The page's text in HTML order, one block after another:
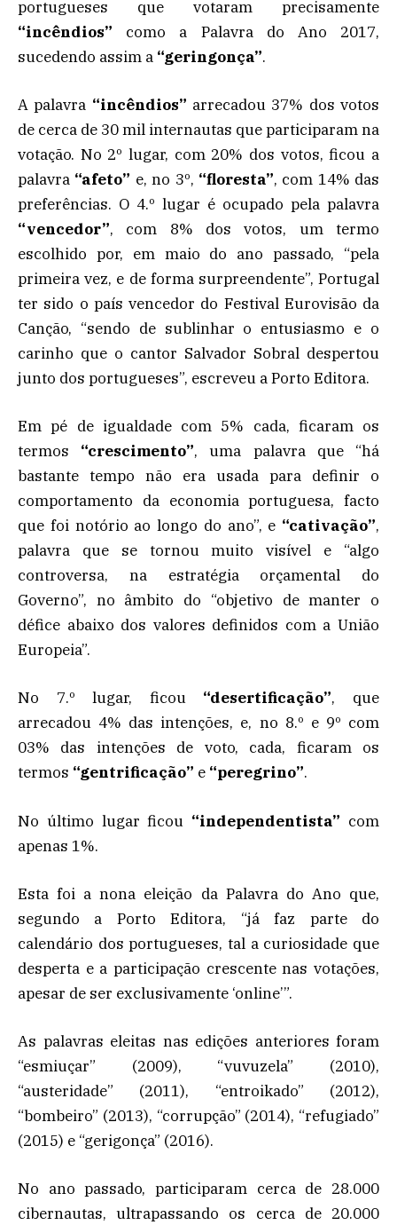
portugueses que votaram precisamente
“incêndios” como a Palavra do Ano 2017,
sucedendo assim a “geringonça”.
A palavra “incêndios” arrecadou 37% dos votos
de cerca de 30 mil internautas que participaram na
votação. No 2º lugar, com 20% dos votos, ficou a
palavra “afeto” e, no 3º, “floresta”, com 14% das
preferências. O 4.º lugar é ocupado pela palavra
“vencedor”, com 8% dos votos, um termo
escolhido por, em maio do ano passado, “pela
primeira vez, e de forma surpreendente”, Portugal
ter sido o país vencedor do Festival Eurovisão da
Canção, “sendo de sublinhar o entusiasmo e o
carinho que o cantor Salvador Sobral despertou
junto dos portugueses”, escreveu a Porto Editora.
Em pé de igualdade com 5% cada, ficaram os
termos “crescimento”, uma palavra que “há
bastante tempo não era usada para definir o
comportamento da economia portuguesa, facto
que foi notório ao longo do ano”, e “cativação”,
palavra que se tornou muito visível e “algo
controversa, na estratégia orçamental do
Governo”, no âmbito do “objetivo de manter o
défice abaixo dos valores definidos com a União
Europeia”.
No 7.º lugar, ficou “desertificação”, que
arrecadou 4% das intenções, e, no 8.º e 9º com
03% das intenções de voto, cada, ficaram os
termos “gentrificação” e “peregrino”.
No último lugar ficou “independentista” com
apenas 1%.
Esta foi a nona eleição da Palavra do Ano que,
segundo a Porto Editora, “já faz parte do
calendário dos portugueses, tal a curiosidade que
desperta e a participação crescente nas votações,
apesar de ser exclusivamente ‘online’”.
As palavras eleitas nas edições anteriores foram
“esmiuçar” (2009), “vuvuzela” (2010),
“austeridade” (2011), “entroikado” (2012),
“bombeiro” (2013), “corrupção” (2014), “refugiado”
(2015) e “gerigonça” (2016).
No ano passado, participaram cerca de 28.000
cibernautas, ultrapassando os cerca de 20.000